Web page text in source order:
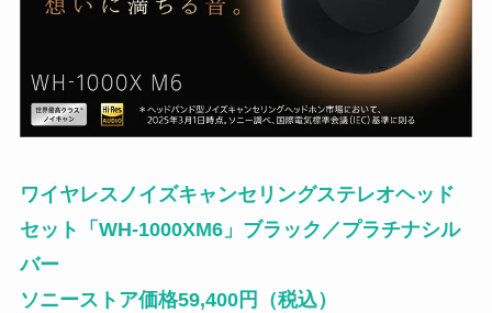
ワイヤレスノイズキャンセリングステレオヘッド
セット「WH-1000XM6」ブラック／プラチナシル
バー
ソニーストア価格59,400円（税込）